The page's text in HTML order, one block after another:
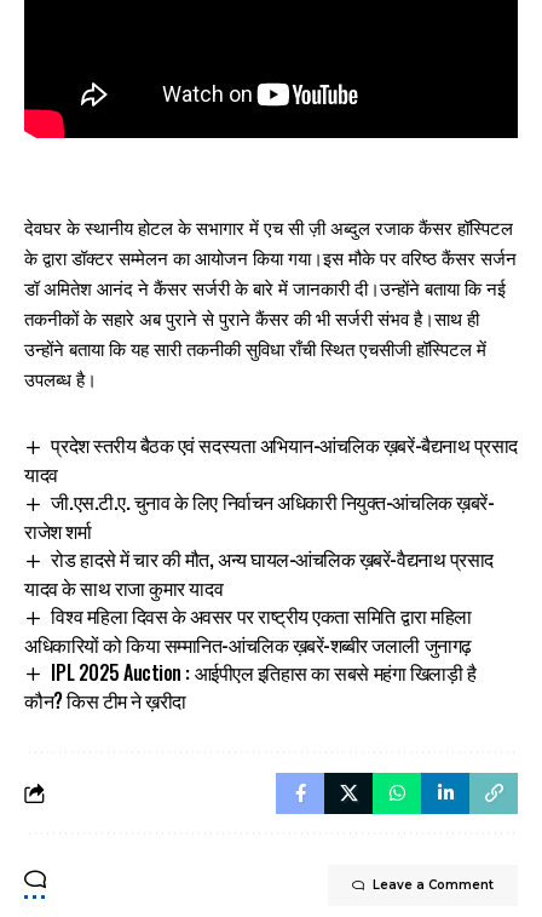
देवघर के स्थानीय होटल के सभागार में एच सी ज़ी अब्दुल रजाक कैंसर हॉस्पिटल
के द्वारा डॉक्टर सम्मेलन का आयोजन किया गया।इस मौके पर वरिष्ठ कैंसर सर्जन
डॉ अमितेश आनंद ने कैंसर सर्जरी के बारे में जानकारी दी।उन्होंने बताया कि नई
तकनीकों के सहारे अब पुराने से पुराने कैंसर की भी सर्जरी संभव है।साथ ही
उन्होंने बताया कि यह सारी तकनीकी सुविधा राँची स्थित एचसीजी हॉस्पिटल में
उपलब्ध है।
प्रदेश स्तरीय बैठक एवं सदस्यता अभियान-आंचलिक ख़बरें-बैद्यनाथ प्रसाद
यादव
जी.एस.टी.ए. चुनाव के लिए निर्वाचन अधिकारी नियुक्त-आंचलिक ख़बरें-
राजेश शर्मा
रोड हादसे में चार की मौत, अन्य घायल-आंचलिक ख़बरें-वैद्यनाथ प्रसाद
यादव के साथ राजा कुमार यादव
विश्व महिला दिवस के अवसर पर राष्ट्रीय एकता समिति द्वारा महिला
अधिकारियों को किया सम्मानित-आंचलिक ख़बरें-शब्बीर जलाली जुनागढ़
IPL 2025 Auction : आईपीएल इतिहास का सबसे महंगा खिलाड़ी है
कौन? किस टीम ने ख़रीदा
Leave a Comment